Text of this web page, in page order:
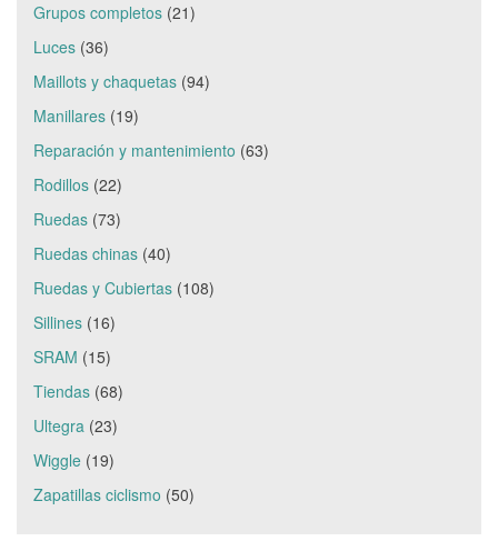
Grupos completos (21)
Luces (36)
Maillots y chaquetas (94)
Manillares (19)
Reparación y mantenimiento (63)
Rodillos (22)
Ruedas (73)
Ruedas chinas (40)
Ruedas y Cubiertas (108)
Sillines (16)
SRAM (15)
Tiendas (68)
Ultegra (23)
Wiggle (19)
Zapatillas ciclismo (50)